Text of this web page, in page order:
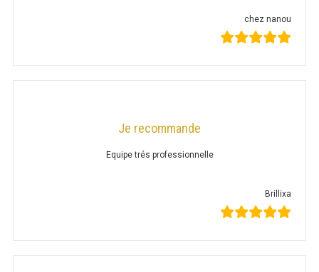
CUISINIÈRE 700 GAZ
CUISINIÈRE 600 ÉLECTRIQUE
CUISINIÈRE 700 ÉLECTRIQUE
chez nanou
Je recommande
Equipe trés professionnelle
Brillixa